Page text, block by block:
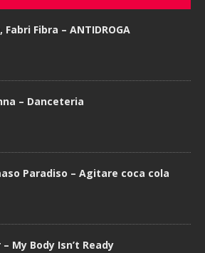
Fabri Fibra – ANTIDROGA
– Danceteria
Paradiso – Agitare coca cola
– My Body Isn’t Ready